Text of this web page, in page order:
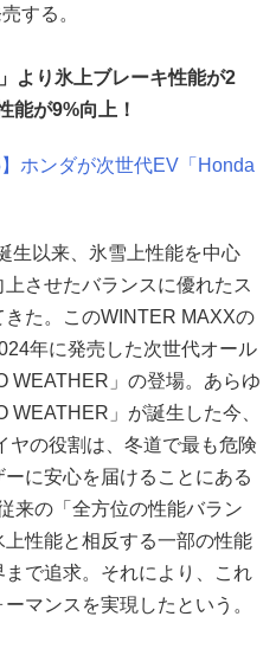
する。
より氷上ブレーキ性能が2
能が9%向上！
ホンダが次世代EV「Honda
生以来、氷雪上性能を中心
させたバランスに優れたス
た。このWINTER MAXXの
年に発売した次世代オール
WEATHER」の登場。あらゆ
」が誕生した今、
ヤの役割は、冬道で最も危険
に安心を届けることにある
来の「全方位の性能バラン
性能と相反する一部の性能
で追求。それにより、これ
マンスを実現したという。